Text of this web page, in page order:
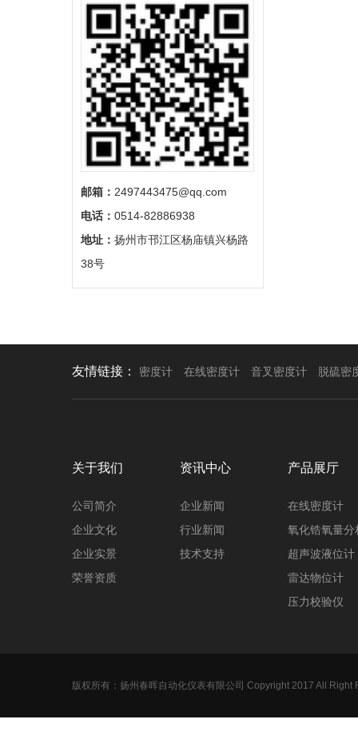
邮箱： 2497443475@qq.com
电话： 0514-82886938
地址： 扬州市邗江区杨庙镇兴杨路
38号
友情链接： 密度计 在线密度计 音叉密度计 脱硫密
关于我们
公司简介
企业文化
企业实景
荣誉资质
资讯中心
企业新闻
行业新闻
技术支持
产品展厅
在线密度计
氧化锆氧量分
超声波液位计
雷达物位计
压力校验仪
磁翻板液位计
版权所有：扬州春晖自动化仪表有限公司 Copyright 2017 All Right